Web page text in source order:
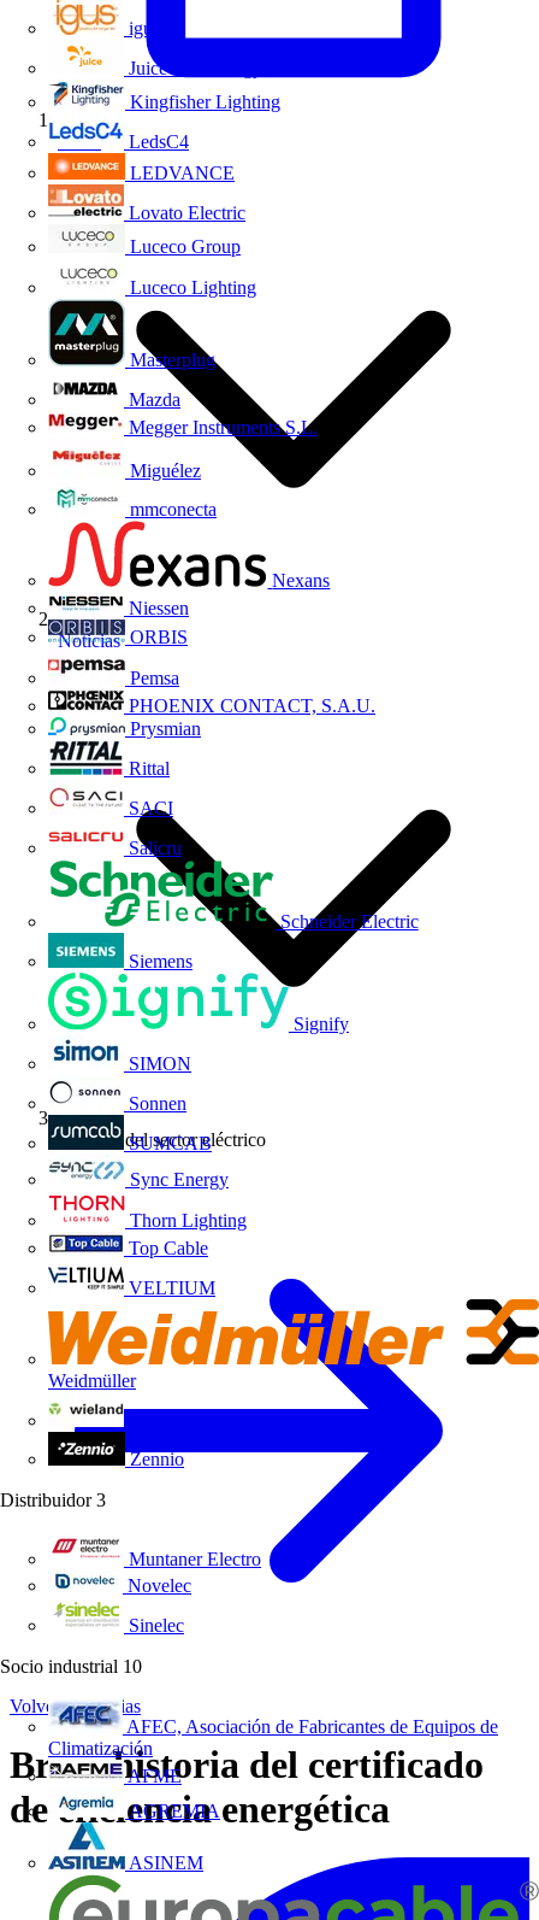
igus
Juice Technology
Kingfisher Lighting
LedsC4
LEDVANCE
Lovato Electric
Luceco Group
Luceco Lighting
Masterplug
Mazda
Megger Instruments S.L.
Miguélez
mmconecta
Nexans
Niessen
ORBIS
Pemsa
PHOENIX CONTACT, S.A.U.
Prysmian
Rittal
SACI
Salicru
Schneider Electric
Siemens
Signify
SIMON
Sonnen
SUMCAB
Sync Energy
Thorn Lighting
Top Cable
VELTIUM
Weidmüller
Zennio
Distribuidor 3
Muntaner Electro
Novelec
Sinelec
Socio industrial 10
AFEC, Asociación de Fabricantes de Equipos de
Climatización
AFME
AGREMIA
ASINEM
Inicio
Noticias
Noticias del sector eléctrico
Volver a Noticias
Breve historia del certificado
de eficiencia energética